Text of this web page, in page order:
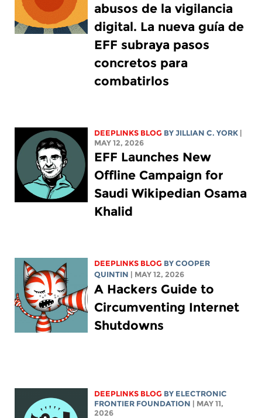
abusos de la vigilancia
digital. La nueva guía de
EFF subraya pasos
concretos para
combatirlos
DEEPLINKS BLOG BYJILLIAN C. YORK
MAY 12, 2026
EFF Launches New
Offline Campaign for
Saudi Wikipedian Osama
Khalid
DEEPLINKS BLOG BYCOOPER
QUINTIN
| MAY 12, 2026
A Hackers Guide to
Circumventing Internet
Shutdowns
DEEPLINKS BLOG BY ELECTRONIC
FRONTIER FOUNDATION
| MAY 11,
2026